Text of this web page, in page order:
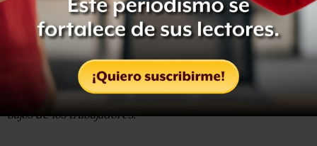
Getty Images
En algunos países las propinas compensan los salarios
bajos de los trabajadores.